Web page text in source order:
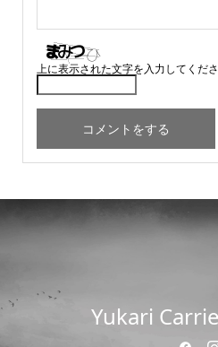
上に表示された文字を入力してくださ
Yukari